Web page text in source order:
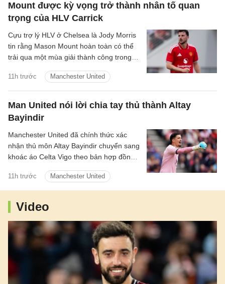
Mount được kỳ vọng trở thành nhân tố quan
trọng của HLV Carrick
11h trước Manchester United
Cựu trợ lý HLV ở Chelsea là Jody Morris
tin rằng Mason Mount hoàn toàn có thể
trải qua một mùa giải thành công trong
những nhân tố quan trọng dưới thời HLV
Michael Carrick.
Man United nói lời chia tay thủ thành Altay
Bayindir
11h trước Manchester United
Manchester United đã chính thức xác
nhận thủ môn Altay Bayindir chuyển sang
khoác áo Celta Vigo theo bản hợp đồng
Video